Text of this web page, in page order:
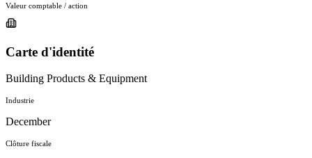
Valeur comptable / action
Carte d'identité
Building Products & Equipment
Industrie
December
Clôture fiscale